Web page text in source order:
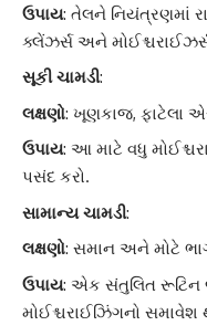
ઉપાય: તેલને નિયંત્રણમાં
ક્લેંઝર્સ અને
સૂકી ચામડી:
લક્ષણો: ખૂણકાજ, ફાટેલા
ઉપાય: આ માટે વધુ
પસંદ કરો.
સામાન્ય ચામડી:
લક્ષણો: સમાન અને મોટે
ઉપાય: એક સંતુલિત રૂટિન
મોઈશ્ચરાઈઝિંગનો સમાવેશ